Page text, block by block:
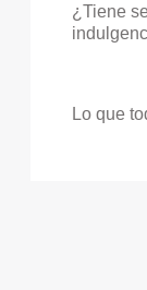
¿Tiene
Lo que